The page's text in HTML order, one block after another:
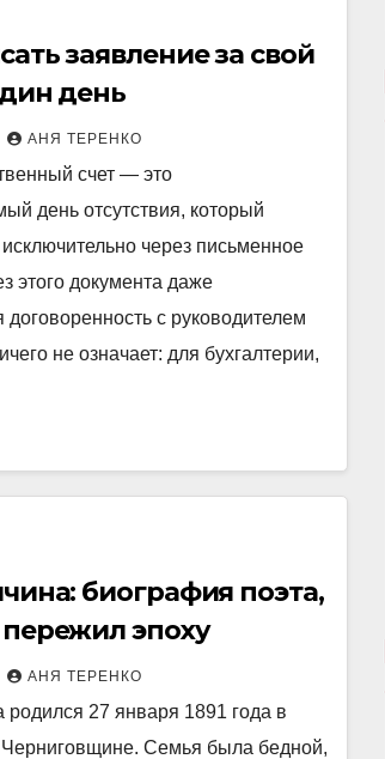
заявление за свой
день
АНЯ ТЕРЕНКО
счет — это
день отсутствия, который
через письменное
этого документа даже
договоренность с руководителем
не означает: для бухгалтерии,
биография поэта,
эпоху
АНЯ ТЕРЕНКО
27 января 1891 года в
Черниговщине. Семья была бедной,